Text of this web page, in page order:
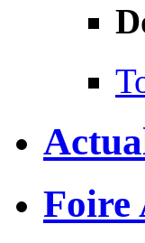
Foire